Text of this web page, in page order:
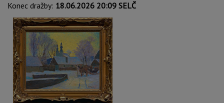
Konec dražby: 18.06.2026 20:09 SELČ